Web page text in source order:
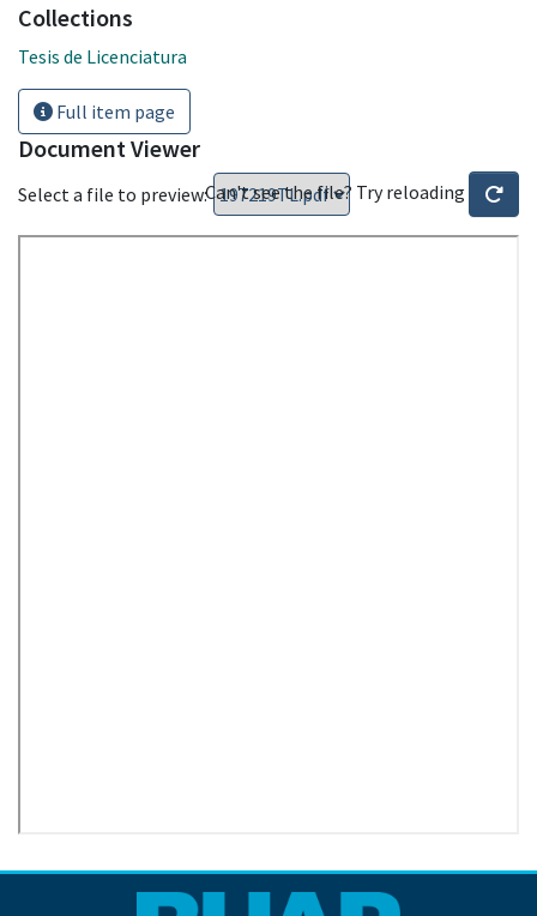
Collections
Tesis de Licenciatura
Full item page
Document Viewer
Select a file to preview:Can't see the file? Try reloading